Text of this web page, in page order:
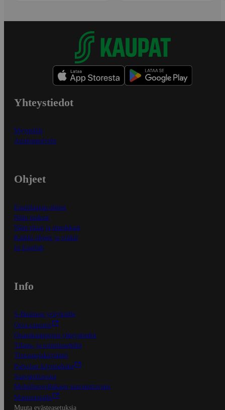
Yhteystiedot
Myymälät
Asiakaspalvelu
Ohjeet
Ensitilaajan ohjeet
Näin maksat
Näin tilaat ja muokkaat
Kaikki ohjeet ja vinkit
In English
Info
S-Business yrityksille
Oiva-raportit
Osuuskauppojen yhteystiedot
Tilaus- ja toimitusehdot
Tietosuojakäytäntö
Palvelun käyttöehdot
Saavutettavuus
Mobiilisovelluksen saavutettavuus
Mainostajalle
Muuta evästeasetuksia